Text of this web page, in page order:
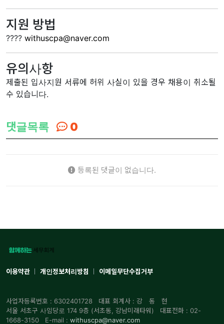
지원 방법
???? withuscpa@naver.com
유의사항
제출된 입사지원 서류에 허위 사실이 있을 경우 채용이 취소될
수 있습니다.
댓글목록 0
등록된 댓글이 없습니다.
이용약관 개인정보처리방침 이메일무단수집거부
사업자등록번호 : 6302401728
대표 회계사 : 강 동 현
서울 서초구 사임당로 174 9층 (서초동, 강남미래타워)
대표전화 : 02-
1668-3150
E-mail : withuscpa@naver.com